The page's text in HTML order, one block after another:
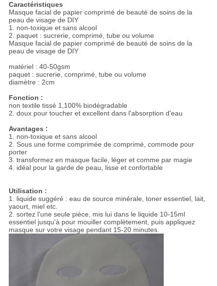
Caractéristiques
Masque facial de papier comprimé de beauté de soins de la
peau de visage de DIY
1. non-toxique et sans alcool
2. paquet : sucrerie, comprimé, tube ou volume
Masque facial de papier comprimé de beauté de soins de la
peau de visage de DIY
matériel : 40-50gsm
paquet : sucrerie, comprimé, tube ou volume
diamètre : 2cm
Fonction :
non textile tissé 1,100% biodégradable
2. doux pour toucher et excellent dans l'absorption d'eau
Avantages :
1. non-toxique et sans alcool
2. Sous une forme comprimée de comprimé, commode pour
porter
3. transformez en masque facile, léger et comme par magie
4. idéal pour la garde de peau, lisse et confortable
Utilisation :
1. liquide suggéré : eau de source minérale, toner essentiel, lait,
yaourt, miel etc.
2. sortez l'une seule pièce, mis lui dans le liquide 10-15ml
essentiel jusqu'à pour mouiller complètement, puis appliquez
masque sur votre visage pendant 15-20 minutes.